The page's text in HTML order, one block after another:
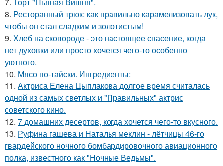
8. Ресторанный трюк: как правильно карамелизовать лук,
чтобы он стал сладким и золотистым!
9. Хлеб на сковороде - это настоящее спасение, когда
нет духовки или просто хочется чего-то особенно
уютного.
10. Мясо по-тайски. Ингредиенты:
11. Актриса Елена Цыплакова долгое время считалась
одной из самых светлых и "Правильных" актрис
советского кино.
12. 7 домашних десертов, когда хочется чего-то вкусного.
13. Руфина гашева и Наталья меклин - лётчицы 46-го
гвардейского ночного бомбардировочного авиационного
полка, известного как "Ночные Ведьмы".